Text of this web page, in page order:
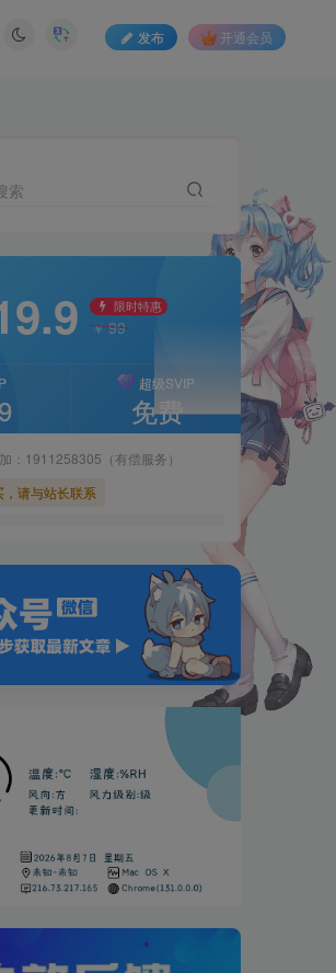
发布 开通会员
免费
加：1911258305（有偿服务）
，请与站长联系
索
限时特惠
￥99
超级SVIP
免费
：1911258305（有偿服务）
请与站长联系